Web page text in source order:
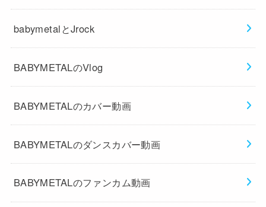
babymetalとJrock
BABYMETALのVlog
BABYMETALのカバー動画
BABYMETALのダンスカバー動画
BABYMETALのファンカム動画